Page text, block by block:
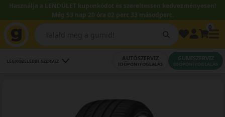
Használja a LENDÜLET kuponkódot és szereltessen kedvezményesen!
Még 53 nap 20 óra 02 perc 32 másodperc.
LEGKÖZELEBBI SZERVIZ AUTÓSZERVIZ
IDŐPONTFOGLALÁS
GUMISZERVIZ
IDŐPONTFOGLALÁS